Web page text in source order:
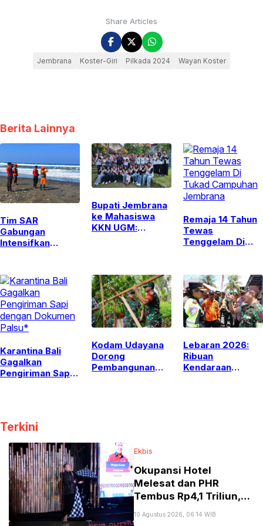
Share Articles
Jembrana Koster-Giri Pilkada 2024 Wayan Koster
Berita Lainnya
Tim SAR
Gabungan
Intensifkan
Jembrana yang
Hilang di Perairan
Medewi
Bupati Jembrana
ke Mahasiswa
KKN UGM:
Remaja 14 Tahun
Tewas
Tenggelam Di
Karantina Bali
Gagalkan
Pengiriman Sapi
Kodam Udayana
Dorong
Pembangunan
Lebaran 2026:
Ribuan
Kendaraan
Terkini
Ekbis
Okupansi Hotel
Melesat dan PHR
Tembus Rp4,1 Triliun,
Solusi Konkret untuk
10 Agustus 2026, 06:14 WIB